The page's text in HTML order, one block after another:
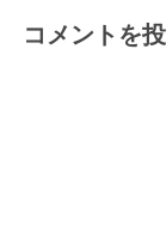
コメントを